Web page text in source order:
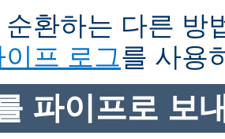
순환하는 다른 방
이프 로그를 사용
파이프로 보